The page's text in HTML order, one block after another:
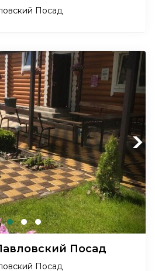
Посад
Next
Посад
Посад